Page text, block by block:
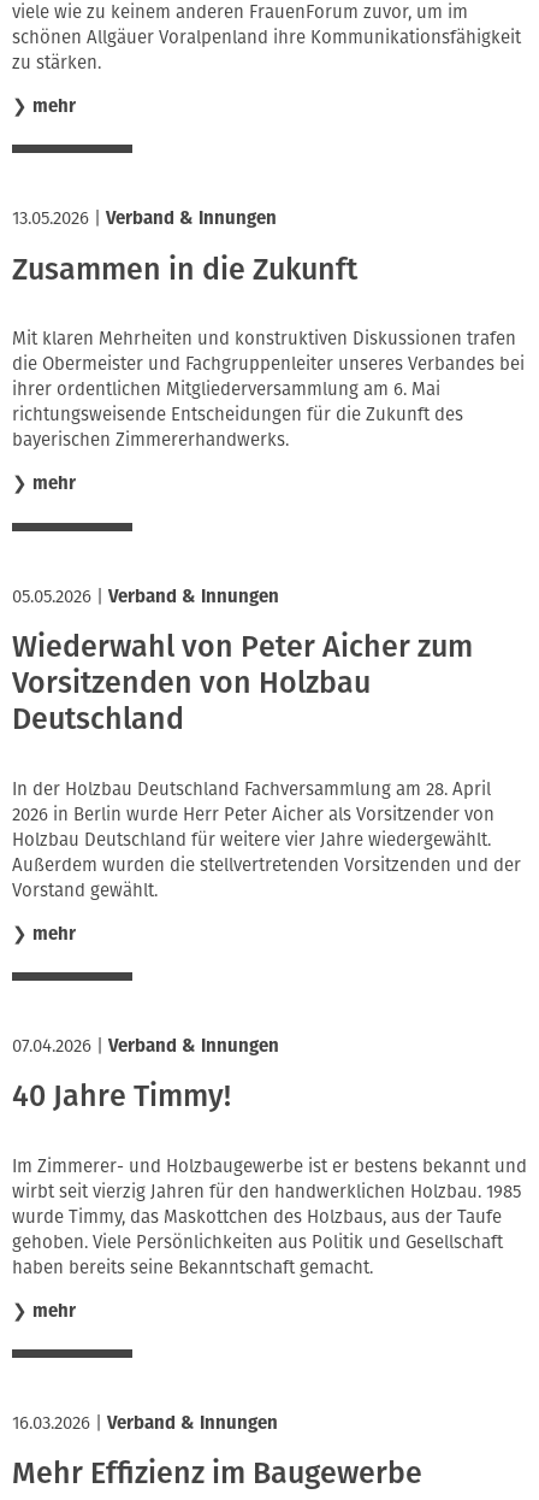
viele wie zu keinem anderen FrauenForum zuvor, um im
schönen Allgäuer Voralpenland ihre Kommunikationsfähigkeit
zu stärken.
❯ mehr
13.05.2026 Verband & Innungen
Zusammen in die Zukunft
Mit klaren Mehrheiten und konstruktiven Diskussionen trafen
die Obermeister und Fachgruppenleiter unseres Verbandes bei
ihrer ordentlichen Mitgliederversammlung am 6. Mai
richtungsweisende Entscheidungen für die Zukunft des
bayerischen Zimmererhandwerks.
❯ mehr
05.05.2026 Verband & Innungen
Wiederwahl von Peter Aicher zum
Vorsitzenden von Holzbau
Deutschland
In der Holzbau Deutschland Fachversammlung am 28. April
2026 in Berlin wurde Herr Peter Aicher als Vorsitzender von
Holzbau Deutschland für weitere vier Jahre wiedergewählt.
Außerdem wurden die stellvertretenden Vorsitzenden und der
Vorstand gewählt.
❯ mehr
07.04.2026 Verband & Innungen
40 Jahre Timmy!
Im Zimmerer- und Holzbaugewerbe ist er bestens bekannt und
wirbt seit vierzig Jahren für den handwerklichen Holzbau. 1985
wurde Timmy, das Maskottchen des Holzbaus, aus der Taufe
gehoben. Viele Persönlichkeiten aus Politik und Gesellschaft
haben bereits seine Bekanntschaft gemacht.
❯ mehr
16.03.2026 Verband & Innungen
Mehr Effizienz im Baugewerbe